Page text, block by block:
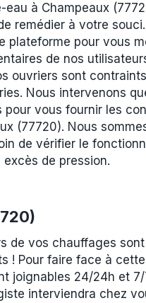
à Champeaux
remédier à votre
plateforme pour vous
de nos
ouvriers sont
Nous intervenons
vous fournir les
(77720). Nous
de vérifier le
de pression.
de vos chauffages
! Pour faire face à
joignables 24/24h et
interviendra chez